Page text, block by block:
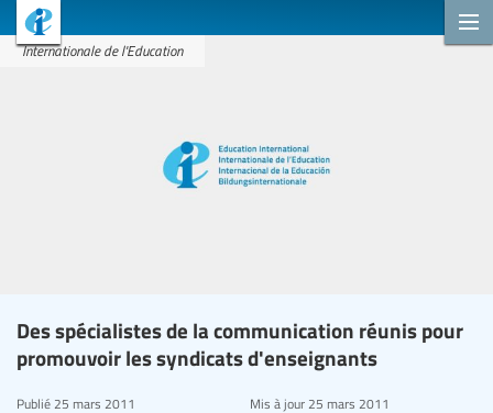
Internationale de l'Education
Des spécialistes de la communication réunis pour
promouvoir les syndicats d'enseignants
Publié 25 mars 2011 Mis à jour25 mars 2011